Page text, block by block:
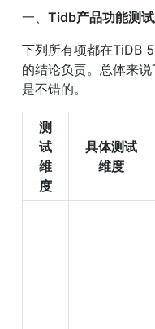
一、 Tidb产品功能测
下列所有项都在TiDB
的结论负责。总体来
是不错的。
测
试
维
度
具体测试
维度